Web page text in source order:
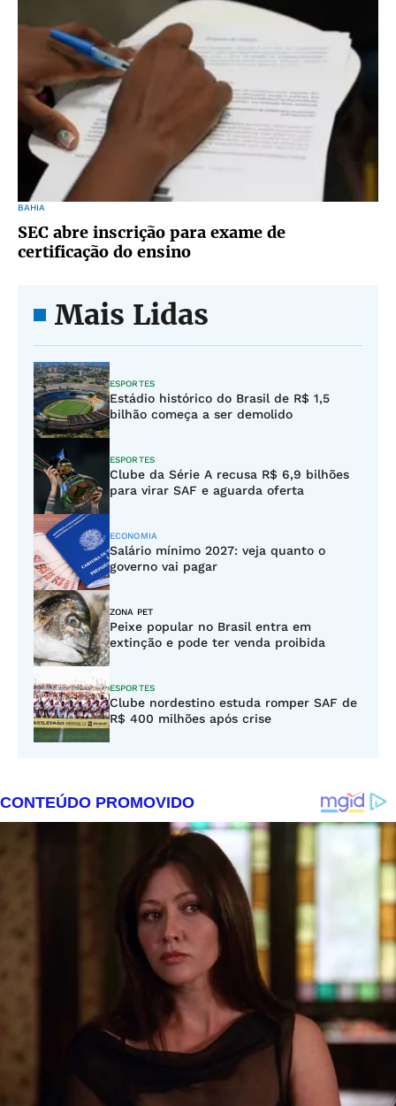
BAHIA
SEC abre inscrição para exame de
certificação do ensino
Mais Lidas
ESPORTES
Estádio histórico do Brasil de R$ 1,5
bilhão começa a ser demolido
ESPORTES
Clube da Série A recusa R$ 6,9 bilhões
para virar SAF e aguarda oferta
ECONOMIA
Salário mínimo 2027: veja quanto o
governo vai pagar
ZONA PET
Peixe popular no Brasil entra em
extinção e pode ter venda proibida
ESPORTES
Clube nordestino estuda romper SAF de
R$ 400 milhões após crise